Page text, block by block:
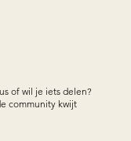
of wil je iets delen?
community kwijt